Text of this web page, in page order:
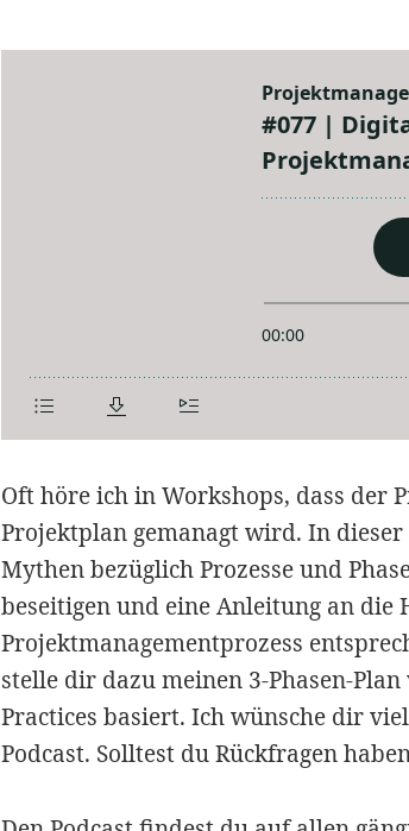
Oft höre ich in Workshops, dass der
Projektplan gemanagt wird. In dieser
Mythen bezüglich Prozesse und
beseitigen und eine Anleitung an die
Projektmanagementprozess
stelle dir dazu meinen 3-Phasen-
Practices basiert. Ich wünsche dir
Podcast. Solltest du Rückfragen